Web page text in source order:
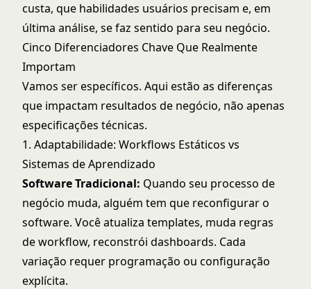
custa, que habilidades usuários precisam e, em
última análise, se faz sentido para seu negócio.
Cinco Diferenciadores Chave Que Realmente
Importam
Vamos ser específicos. Aqui estão as diferenças
que impactam resultados de negócio, não apenas
especificações técnicas.
1. Adaptabilidade: Workflows Estáticos vs
Sistemas de Aprendizado
Software Tradicional: Quando seu processo de
negócio muda, alguém tem que reconfigurar o
software. Você atualiza templates, muda regras
de workflow, reconstrói dashboards. Cada
variação requer programação ou configuração
explícita.